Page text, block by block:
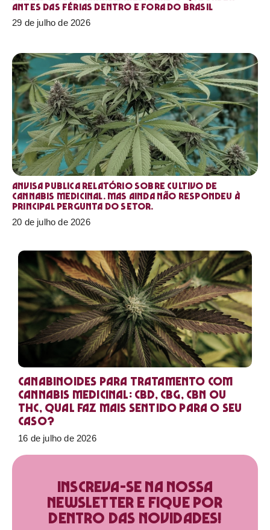
antes das férias dentro e fora do Brasil
29 de julho de 2026
Anvisa publica relatório sobre cultivo de
Cannabis medicinal. Mas ainda não respondeu à
principal pergunta do setor.
20 de julho de 2026
Canabinoides para tratamento com
cannabis medicinal: CBD, CBG, CBN ou
THC, qual faz mais sentido para o seu
caso?
16 de julho de 2026
Inscreva-se na nossa
newsletter e fique por
dentro das novidades!​